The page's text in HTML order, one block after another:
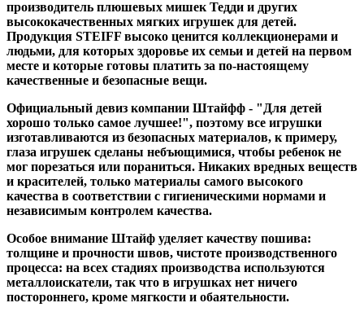
производитель плюшевых мишек Тедди и других
высококачественных мягких игрушек для детей.
Продукция STEIFF высоко ценится коллекционерами и
людьми, для которых здоровье их семьи и детей на первом
месте и которые готовы платить за по-настоящему
качественные и безопасные вещи.
Официальный девиз компании Штайфф - "Для детей
хорошо только самое лучшее!", поэтому все игрушки
изготавливаются из безопасных материалов, к примеру,
глаза игрушек сделаны небъющимися, чтобы ребенок не
мог порезаться или пораниться. Никаких вредных веществ
и красителей, только материалы самого высокого
качества в соответствии с гигиеническими нормами и
независимым контролем качества.
Особое внимание Штайф уделяет качеству пошива:
толщине и прочности швов, чистоте производственного
процесса: на всех стадиях производства используются
металлоискатели, так что в игрушках нет ничего
постороннего, кроме мягкости и обаятельности.